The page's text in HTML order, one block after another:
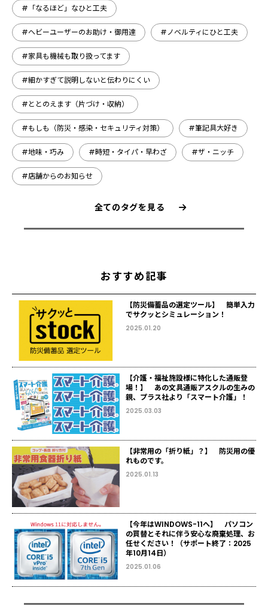
#「なるほど」なひと工夫
#ヘビーユーザーのお助け・御用達 #ノベルティにひと工夫
#家具も機械も取り扱ってます
#細かすぎて説明しないと伝わりにくい
#ととのえます（片づけ・収納）
#もしも（防災・感染・セキュリティ対策） #筆記具大好き
#地味・巧み #時短・タイパ・早わざ #ザ・ニッチ
#店舗からのお知らせ
全てのタグを見る
おすすめ記事
【防災備蓄品の選定ツール】 簡単入力
でサクッとシミュレーション！
2025.01.20
【介護・福祉施設様に特化した通販登
場！】 あの文具通販アスクルの生みの
親、プラス社より「スマート介護」！
2025.03.03
【非常用の「折り紙」？】 防災用の優
れものです。
2025.01.13
【今年はWINDOWS-11へ】 パソコン
の買替とそれに伴う安心な廃棄処理、お
任せください！（サポート終了：2025
年10月14日）
2025.01.06